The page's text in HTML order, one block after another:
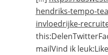
hendriks-tempo-
invloedrijke-
mailVind ik